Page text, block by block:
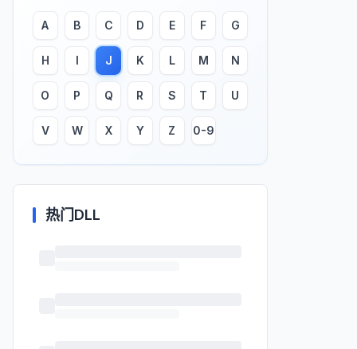
A B C D E F G
H I J K L M N
O P Q R S T U
V W X Y Z 0-9
热门DLL